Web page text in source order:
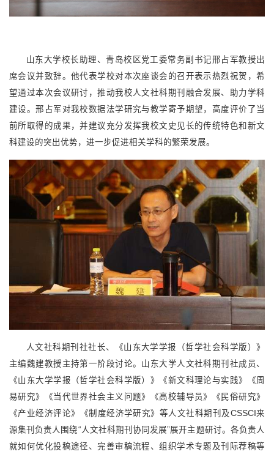
山东大学校长助理、青岛校区党工委常务副书记邢占军教授出
席会议并致辞。他代表学校对本次座谈会的召开表示热烈祝贺，希
望通过本次会议研讨，推动我校人文社科期刊融合发展、助力学科
建设。邢占军对我校数据法学研究与教学寄予期望，高度评价了当
前所取得的成果，并建议充分发挥我校文史见长的传统特色和新文
科建设的突出优势，进一步促进相关学科的繁荣发展。
人文社科期刊社社长、《山东大学学报（哲学社会科学版）》
主编魏建教授主持第一阶段讨论。山东大学人文社科期刊社成员、
《山东大学学报（哲学社会科学版）》《新文科理论与实践》《周
易研究》《当代世界社会主义问题》《高校辅导员》《民俗研究》
《产业经济评论》《制度经济学研究》等人文社科期刊及 CSSCI 来
源集刊负责人围绕“人文社科期刊协同发展”展开主题研讨。各负责人
就如何优化投稿途径、完善审稿流程、组织学术专题及刊际荐稿等